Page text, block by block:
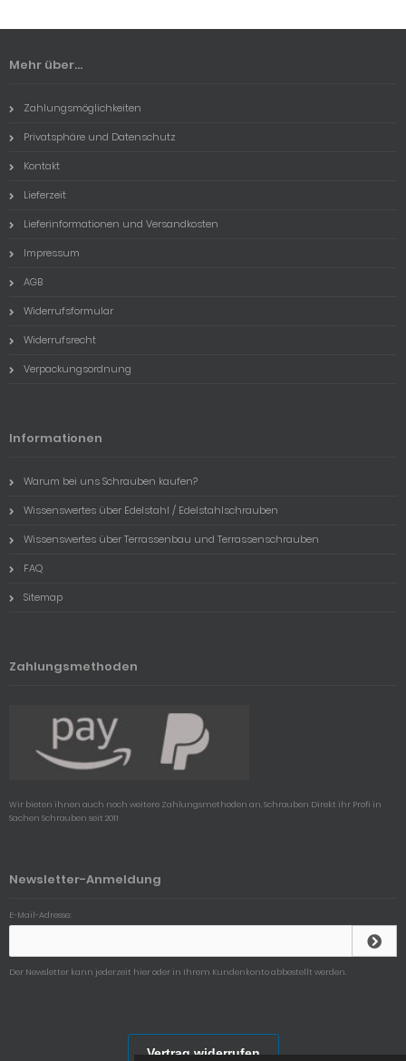
Mehr über...
Zahlungsmöglichkeiten
Privatsphäre und Datenschutz
Kontakt
Lieferzeit
Lieferinformationen und Versandkosten
Impressum
AGB
Widerrufsformular
Widerrufsrecht
Verpackungsordnung
Informationen
Warum bei uns Schrauben kaufen?
Wissenswertes über Edelstahl / Edelstahlschrauben
Wissenswertes über Terrassenbau und Terrassenschrauben
FAQ
Sitemap
Zahlungsmethoden
Wir bieten ihnen auch noch weitere Zahlungsmethoden an, Schrauben Direkt ihr Profi in
Sachen Schrauben seit 2011
Newsletter-Anmeldung
E-Mail-Adresse:
Der Newsletter kann jederzeit hier oder in Ihrem Kundenkonto abbestellt werden.
Vertrag widerrufen